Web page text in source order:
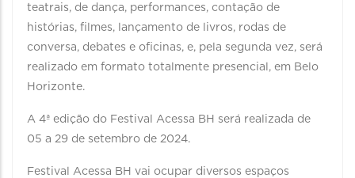
teatrais, de dança, performances, contação de
histórias, filmes, lançamento de livros, rodas de
conversa, debates e oficinas, e, pela segunda vez, será
realizado em formato totalmente presencial, em Belo
Horizonte.
A 4ª edição do Festival Acessa BH será realizada de
05 a 29 de setembro de 2024.
Festival Acessa BH vai ocupar diversos espaços